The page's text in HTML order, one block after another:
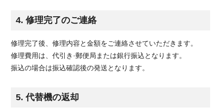
4. 修理完了のご連絡
修理完了後、修理内容と金額をご連絡させていただきます。
修理費用は、代引き·郵便局または銀行振込となります。
振込の場合は振込確認後の発送となります。
5. 代替機の返却